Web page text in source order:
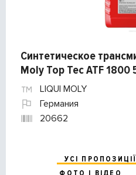
Синтетическое
Moly Top Tec ATF 1800
LIQUI MOLY
Германия
20662
УСІ ПРОПОЗИЦІЇ